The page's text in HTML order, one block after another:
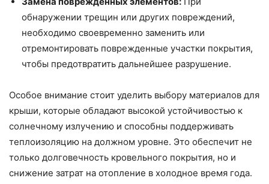
обнаружении трещин или других повреждений,
необходимо своевременно заменить или
отремонтировать поврежденные участки покрытия,
чтобы предотвратить дальнейшее разрушение.
Особое внимание стоит уделить выбору материалов для
крыши, которые обладают высокой устойчивостью к
солнечному излучению и способны поддерживать
теплоизоляцию на должном уровне. Это обеспечит не
только долговечность кровельного покрытия, но и
снижение затрат на отопление в холодное время года.